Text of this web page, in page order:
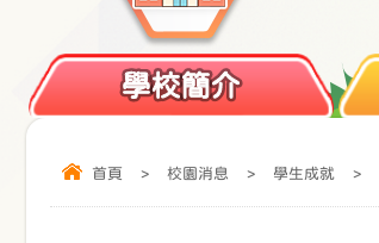
學校簡介
首頁 > 校園消息 > 學生成就 >